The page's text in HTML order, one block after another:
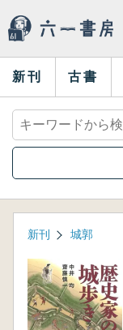
新刊 古書
新刊 城郭